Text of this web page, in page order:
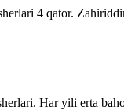
4 qator.
Har yili erta